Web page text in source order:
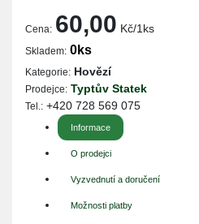
Cena: 60,00 Kč/1ks
Skladem: 0ks
Kategorie: Hovězí
Prodejce: Typtův Statek
Tel.: +420 728 569 075
Informace
O prodejci
Vyzvednutí a doručení
Možnosti platby